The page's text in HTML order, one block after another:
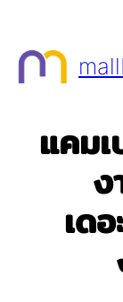
content
แคม
ง
เด